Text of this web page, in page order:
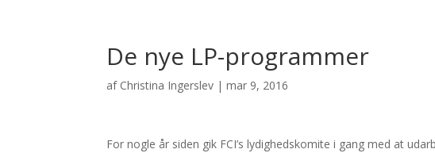
De nye LP-programmer
af Christina Ingerslev |mar 9, 2016
For nogle år siden gik FCI’s lydighedskomite i gang med at